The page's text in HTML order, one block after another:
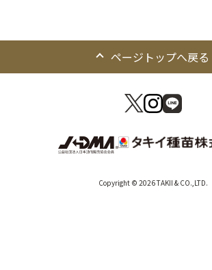
ページトップへ戻る
Copyright © 2026 TAKII & CO.,LTD.